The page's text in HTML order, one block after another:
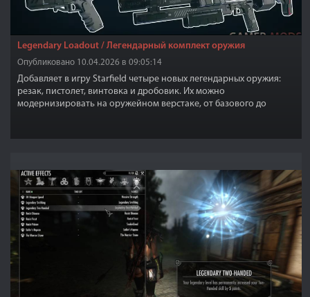
Legendary Loadout / Легендарный комплект оружия
Опубликовано 10.04.2026 в 09:05:14
Добавляет в игру Starfield четыре новых легендарных оружия:
резак, пистолет, винтовка и дробовик. Их можно
модернизировать на оружейном верстаке, от базового до